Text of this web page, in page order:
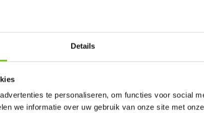
Details
te personaliseren, om functies voor social
we informatie over uw gebruik van onze site met